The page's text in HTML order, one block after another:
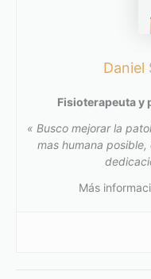
Daniel
Fisioterapeuta y
« Busco mejorar la
mas humana
Más